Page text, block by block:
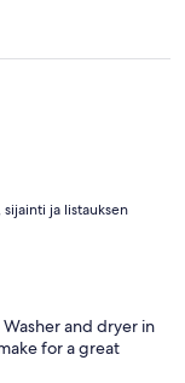
ja listauksen
and dryer in
for a great